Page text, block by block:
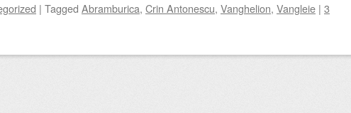
| Tagged Abramburica, Crin Antonescu, Vanghelion, Vangleie | 3